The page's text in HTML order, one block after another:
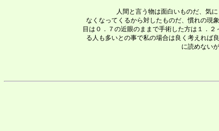
人間と言う物は面白いものだ、気
なくなってくるから対したものだ、慣れの現
目は０．７の近眼のままで手術した方は１．
る人も多いとの事で私の場合は良く考えれば
に読めない